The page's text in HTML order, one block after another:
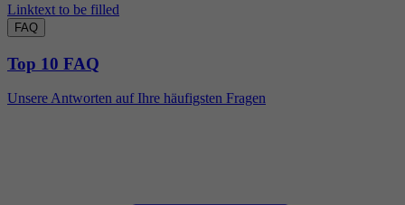
Linktext to be filled
FAQ
Top 10 FAQ
Unsere Antworten auf Ihre häufigsten Fragen